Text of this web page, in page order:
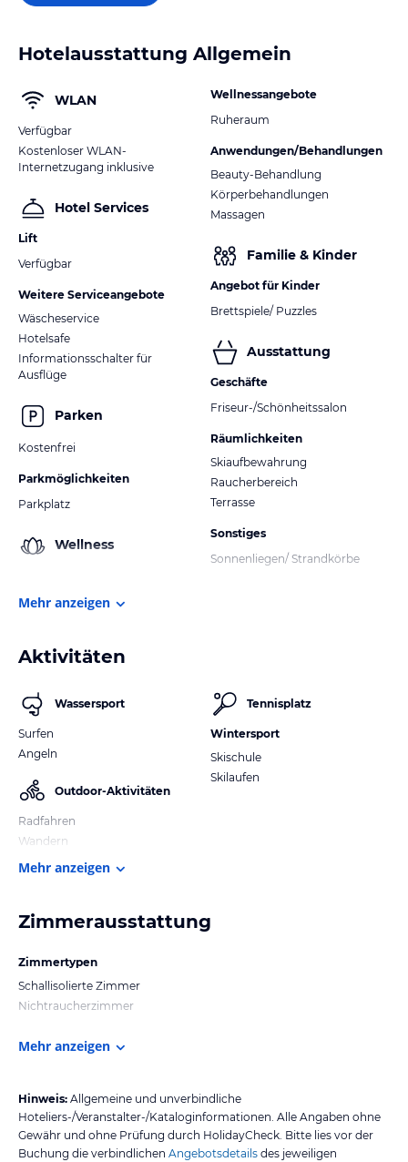
Hotelausstattung Allgemein
WLAN
Verfügbar
Kostenloser WLAN-
Internetzugang inklusive
Hotel Services
Lift
Verfügbar
Weitere Serviceangebote
Wäscheservice
Hotelsafe
Informationsschalter für
Ausflüge
Parken
Kostenfrei
Parkmöglichkeiten
Parkplatz
Wellness
Wellnessangebote
Ruheraum
Anwendungen/Behandlungen
Beauty-Behandlung
Körperbehandlungen
Massagen
Familie & Kinder
Angebot für Kinder
Brettspiele/ Puzzles
Ausstattung
Geschäfte
Friseur-/Schönheitssalon
Räumlichkeiten
Skiaufbewahrung
Raucherbereich
Terrasse
Sonstiges
Sonnenliegen/ Strandkörbe
Mehr anzeigen
Aktivitäten
Wassersport
Surfen
Angeln
Outdoor-Aktivitäten
Radfahren
Wandern
Tennisplatz
Wintersport
Skischule
Skilaufen
Mehr anzeigen
Zimmerausstattung
Zimmertypen
Schallisolierte Zimmer
Nichtraucherzimmer
Mehr anzeigen
Hinweis: Allgemeine und unverbindliche
Hoteliers-/Veranstalter-/Kataloginformationen. Alle Angaben ohne
Gewähr und ohne Prüfung durch HolidayCheck. Bitte lies vor der
Buchung die verbindlichen Angebotsdetails des jeweiligen